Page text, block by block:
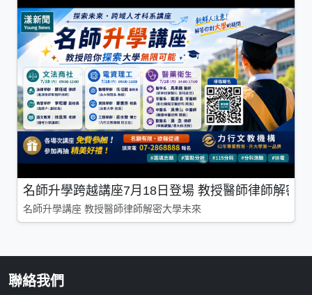
名師升學跨越講座7月18日登場 教授醫師律師解密
名師升學講座 教授醫師律師解密大學未來
聯絡我們